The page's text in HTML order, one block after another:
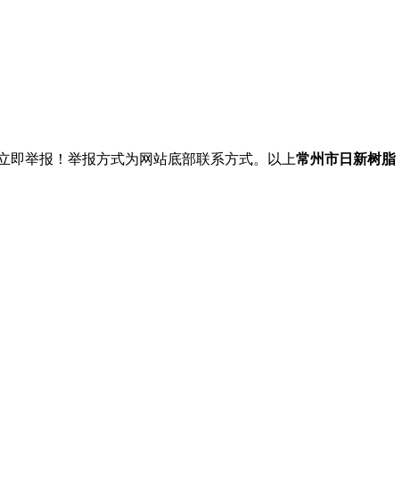
即举报！举报方式为网站底部联系方式。以上常州市日新树脂